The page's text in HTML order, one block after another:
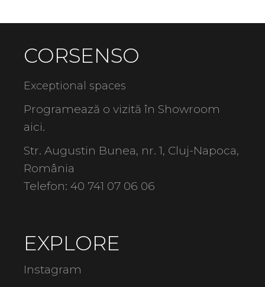
CORSENSO
Exceptional spaces
Programează o vizită în Showroom
aici.
Str. Augustin Bunea, nr. 1, Cluj-Napoca,
România
Telefon:40 741 07 06 06
EXPLORE
Instagram